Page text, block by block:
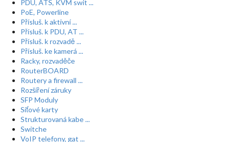
PDU, ATS, KVM swit ...
PoE, Powerline
Přísluš. k aktivní ...
Přísluš. k PDU, AT ...
Přísluš. k rozvadě ...
Přísluš. ke kamerá ...
Racky, rozvaděče
RouterBOARD
Routery a firewall ...
Rozšíření záruky
SFP Moduly
Síťové karty
Strukturovaná kabe ...
Switche
VoIP telefony, gat ...